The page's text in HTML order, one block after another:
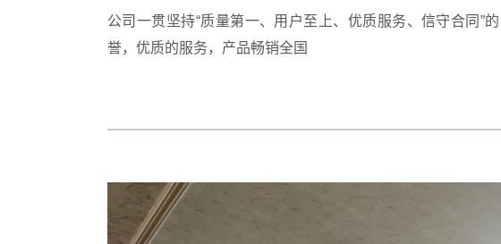
公司一贯坚持“质量第一、用户至上、优质服务、信守合同”
誉，优质的服务，产品畅销全国